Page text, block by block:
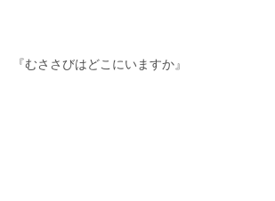
『むささびはどこにいますか』